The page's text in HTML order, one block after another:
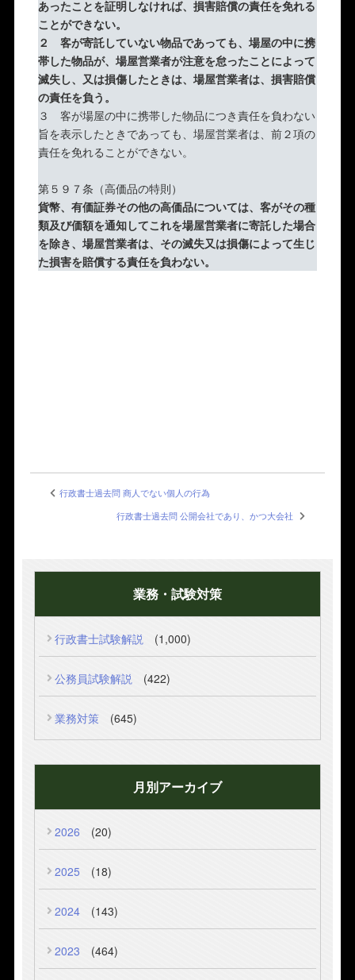
あったことを証明しなければ、損害賠償の責任を免れる
ことができない。
２ 客が寄託していない物品であっても、場屋の中に携
帯した物品が、場屋営業者が注意を怠ったことによって
滅失し、又は損傷したときは、場屋営業者は、損害賠償
の責任を負う。
３ 客が場屋の中に携帯した物品につき責任を負わない
旨を表示したときであっても、場屋営業者は、前２項の
責任を免れることができない。
第５９７条（高価品の特則）
貨幣、有価証券その他の高価品については、客がその種
類及び価額を通知してこれを場屋営業者に寄託した場合
を除き、場屋営業者は、その滅失又は損傷によって生じ
た損害を賠償する責任を負わない。
行政書士過去問 商人でない個人の行為
行政書士過去問 公開会社であり、かつ大会社
業務・試験対策
行政書士試験解説 (1,000)
公務員試験解説 (422)
業務対策 (645)
月別アーカイブ
2026 (20)
2025 (18)
2024 (143)
2023 (464)